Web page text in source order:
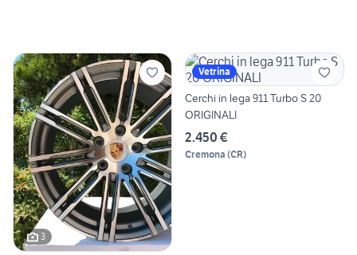
3
Vetrina
Cerchi in lega 911 Turbo S 20
ORIGINALI
2.450 €
Cremona (CR)